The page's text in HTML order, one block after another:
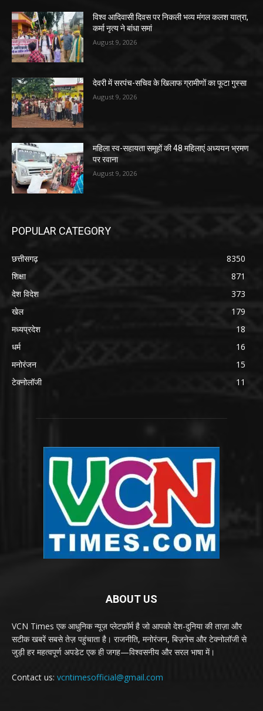
विश्व आदिवासी दिवस पर निकली भव्य मंगल कलश यात्रा,
कर्मा नृत्य ने बांधा समां
August 9, 2026
देवरी में सरपंच-सचिव के खिलाफ ग्रामीणों का फूटा गुस्सा
August 9, 2026
महिला स्व-सहायता समूहों की 48 महिलाएं अध्ययन भ्रमण
पर रवाना
August 9, 2026
POPULAR CATEGORY
छत्तीसगढ़
8350
शिक्षा
871
देश विदेश
373
खेल
179
मध्यप्रदेश
18
धर्म
16
मनोरंजन
15
टेक्नोलॉजी
11
ABOUT US
VCN Times एक आधुनिक न्यूज़ प्लेटफ़ॉर्म है जो आपको देश-दुनिया की ताज़ा और
सटीक खबरें सबसे तेज़ पहुंचाता है। राजनीति, मनोरंजन, बिज़नेस और टेक्नोलॉजी से
जुड़ी हर महत्वपूर्ण अपडेट एक ही जगह—विश्वसनीय और सरल भाषा में।
Contact us: vcntimesofficial@gmail.com